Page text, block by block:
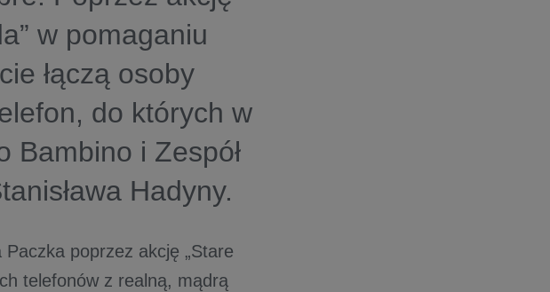
w pomaganiu
łączą osoby
do których w
Bambino i Zespół
Hadyny.
poprzez akcję „Stare
telefonów z realną, mądrą